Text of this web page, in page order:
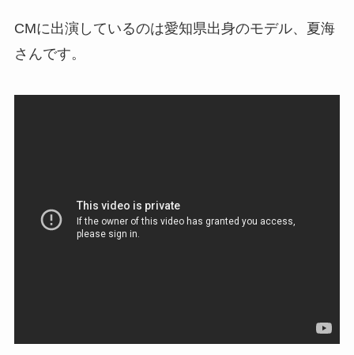
CMに出演しているのは愛知県出身のモデル、夏海
さんです。